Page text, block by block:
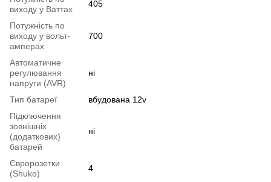
виходу у Ваттах
405
Потужність по
виходу у вольт-
амперах
700
Автоматичне
регулювання
напруги (AVR)
ні
Тип батареї
вбудована 12v
Підключення
зовнішніх
(додаткових)
батарей
ні
Євророзетки
(Shuko)
4